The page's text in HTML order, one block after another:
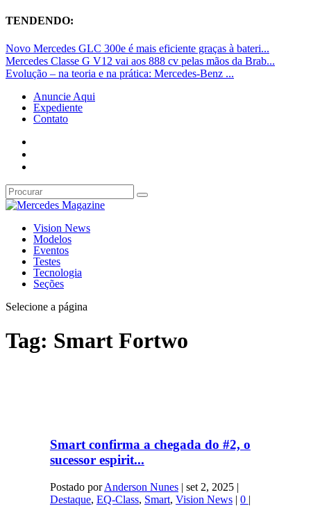
TENDENDO:
Novo Mercedes GLC 300e é mais eficiente graças à bateri...
Mercedes Classe G V12 vai aos 888 cv pelas mãos da Brab...
Evolução – na teoria e na prática: Mercedes-Benz ...
Anuncie Aqui
Expediente
Contato
Vision News
Modelos
Eventos
Testes
Tecnologia
Seções
Selecione a página
Tag: Smart Fortwo
Smart confirma a chegada do #2, o
sucessor espirit...
Postado porAnderson Nunes| set 2, 2025|
Destaque, EQ-Class, Smart, Vision News| 0 |